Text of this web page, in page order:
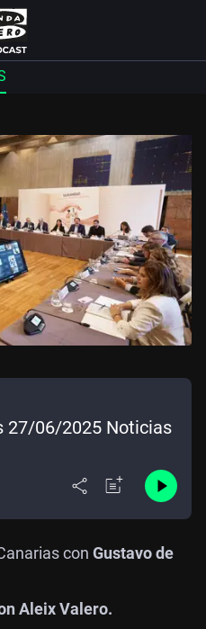
27/06/2025 Noticias
con Gustavo de
Aleix Valero.